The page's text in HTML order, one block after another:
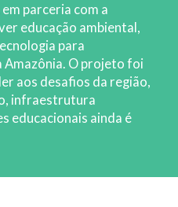
parceria com a
educação ambiental,
para
Amazônia. O projeto foi
aos desafios da região,
infraestrutura
educacionais ainda é